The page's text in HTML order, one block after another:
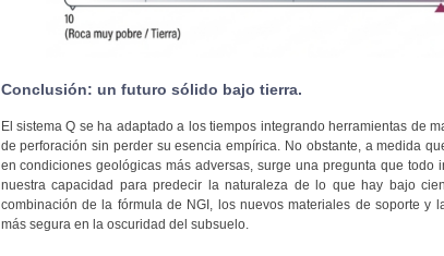
Conclusión: un futuro sólido bajo tierra.
El sistema Q se ha adaptado a los tiempos integrando herramientas de
de perforación sin perder su esencia empírica. No obstante, a medida
en condiciones geológicas más adversas, surge una pregunta que
nuestra capacidad para predecir la naturaleza de lo que hay bajo
combinación de la fórmula de NGI, los nuevos materiales de soporte y
más segura en la oscuridad del subsuelo.